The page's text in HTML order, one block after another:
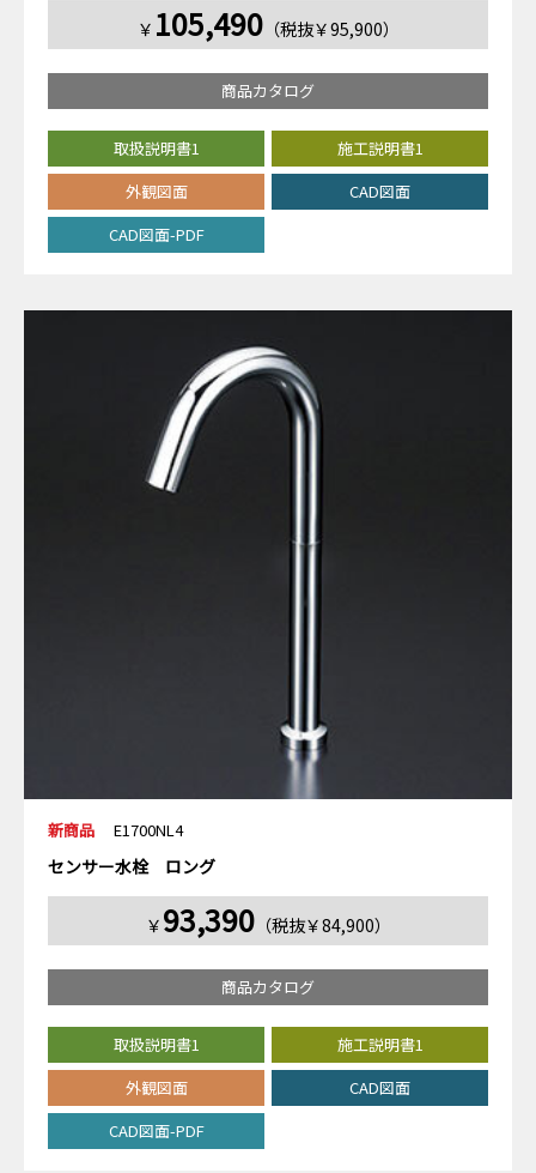
￥ 105,490（税抜￥95,900）
商品カタログ
取扱説明書1
施工説明書1
外観図面
CAD図面
CAD図面-PDF
新商品 E1700NL4
センサー水栓 ロング
￥ 93,390（税抜￥84,900）
商品カタログ
取扱説明書1
施工説明書1
外観図面
CAD図面
CAD図面-PDF